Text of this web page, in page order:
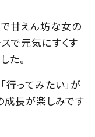
甘えん坊な女の
で元気にすくす
た。
行ってみたい」が
成長が楽しみです